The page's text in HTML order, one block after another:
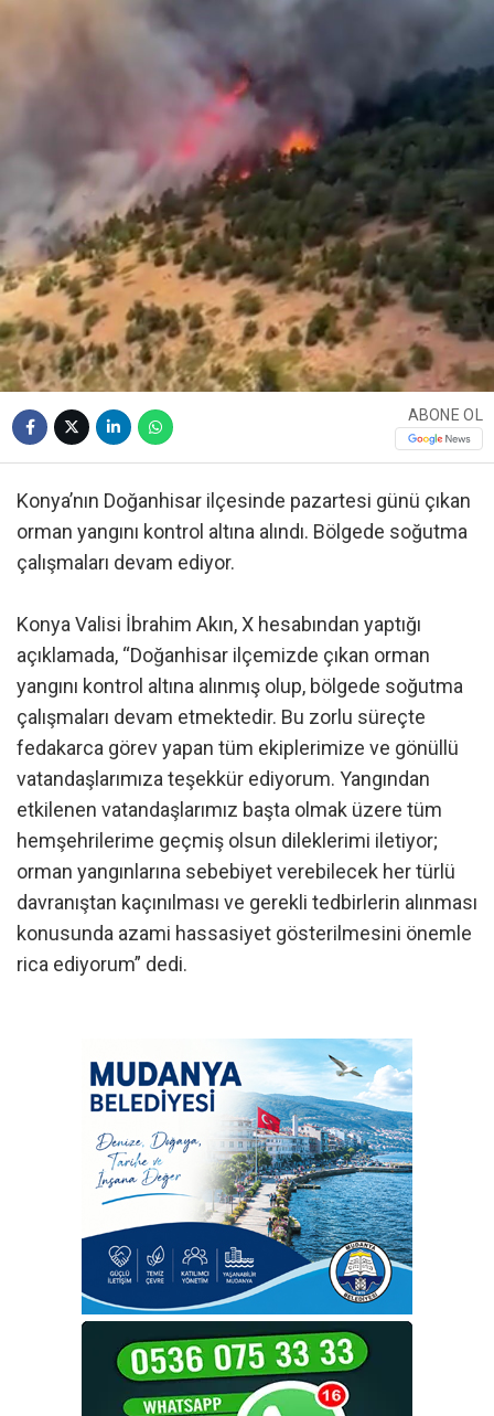
ABONE OL
Konya’nın Doğanhisar ilçesinde pazartesi günü çıkan
orman yangını kontrol altına alındı. Bölgede soğutma
çalışmaları devam ediyor.
Konya Valisi İbrahim Akın, X hesabından yaptığı
açıklamada, “Doğanhisar ilçemizde çıkan orman
yangını kontrol altına alınmış olup, bölgede soğutma
çalışmaları devam etmektedir. Bu zorlu süreçte
fedakarca görev yapan tüm ekiplerimize ve gönüllü
vatandaşlarımıza teşekkür ediyorum. Yangından
etkilenen vatandaşlarımız başta olmak üzere tüm
hemşehrilerime geçmiş olsun dileklerimi iletiyor;
orman yangınlarına sebebiyet verebilecek her türlü
davranıştan kaçınılması ve gerekli tedbirlerin alınması
konusunda azami hassasiyet gösterilmesini önemle
rica ediyorum” dedi.